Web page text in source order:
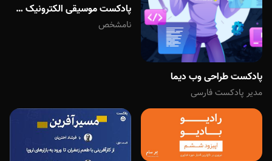
پادکست طراحی وب دیما
مدیر پادکست فارسی
پادکست موسیقی الکترونیک سرناد 007 پادکست رادیو بادیو: قسمت هفتم
نامشخص